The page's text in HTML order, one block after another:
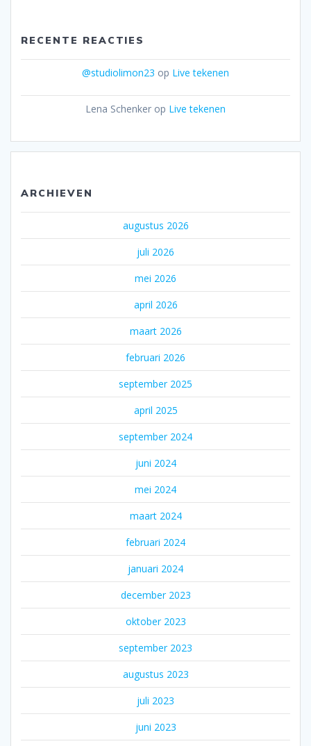
RECENTE REACTIES
@studiolimon23 op Live tekenen
Lena Schenker op Live tekenen
ARCHIEVEN
augustus 2026
juli 2026
mei 2026
april 2026
maart 2026
februari 2026
september 2025
april 2025
september 2024
juni 2024
mei 2024
maart 2024
februari 2024
januari 2024
december 2023
oktober 2023
september 2023
augustus 2023
juli 2023
juni 2023